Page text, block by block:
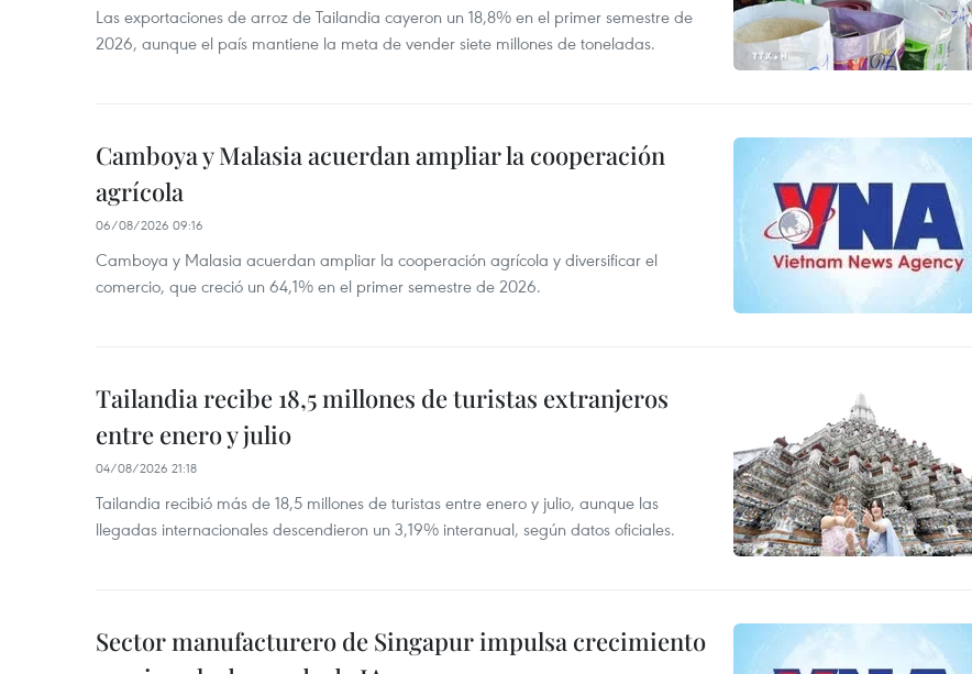
Las exportaciones de arroz de Tailandia cayeron un 18,8% en el primer semestre de
2026, aunque el país mantiene la meta de vender siete millones de toneladas.
Camboya y Malasia acuerdan ampliar la cooperación
agrícola
06/08/2026 09:16
Camboya y Malasia acuerdan ampliar la cooperación agrícola y diversificar el
comercio, que creció un 64,1% en el primer semestre de 2026.
Tailandia recibe 18,5 millones de turistas extranjeros
entre enero y julio
04/08/2026 21:18
Tailandia recibió más de 18,5 millones de turistas entre enero y julio, aunque las
llegadas internacionales descendieron un 3,19% interanual, según datos oficiales.
Sector manufacturero de Singapur impulsa crecimiento